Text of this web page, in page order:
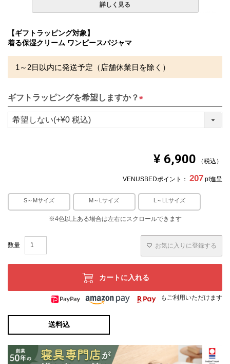
肩幅：47cm/身幅：61cm/着丈：117cm/袖丈：46cm/ポケ
素材・仕様 綿100% (ダブルガーゼ)
備考
・配送日指定OK！
発生する場合がございます。また発送予定も変更になる場
合があります。
※できる限り実際の色を再現するよう心がけております
が、閲覧環境により誤差がでる場合がございますのでご了
詳しく見る
【ギフトラッピング対象】
着る保湿クリーム ワンピースパジャマ
1～2日以内に発送予定（店舗休業日を除く）
ギフトラッピングを希望しますか？
(
¥ 6,900 税込
VENUSBEDポイント： 207 pt進呈
S～Mサイズ M～Lサイズ L～LLサイズ
お気に入りに登録する
カートに入れる
もご利用いただけます
送料込